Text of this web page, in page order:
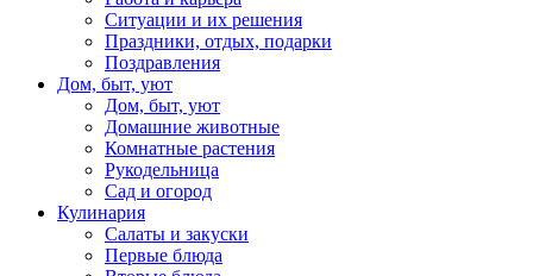
Ситуации и их решения
Праздники, отдых, подарки
Поздравления
Дом, быт, уют
Дом, быт, уют
Домашние животные
Комнатные растения
Рукодельница
Сад и огород
Кулинария
Салаты и закуски
Первые блюда